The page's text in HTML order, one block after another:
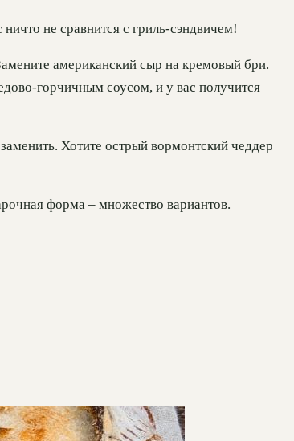
не сравнится с гриль-сэндвичем!
американский сыр на кремовый бри.
горчичным соусом, и у вас получится
Хотите острый вормонтский чеддер
форма – множество вариантов.